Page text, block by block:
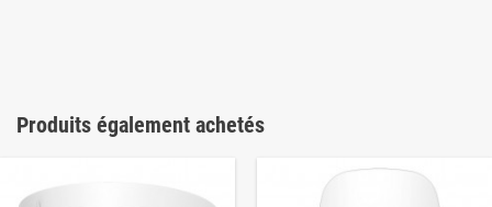
Produits également achetés